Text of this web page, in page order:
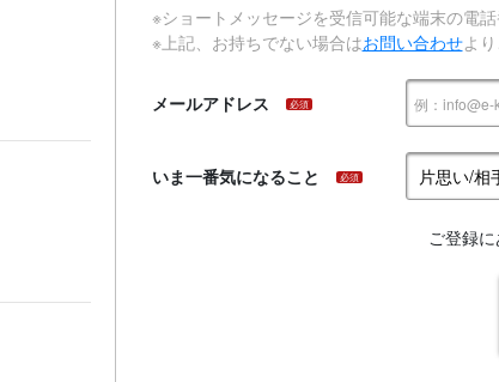
※ショートメッセージを受信可能な端末の電
※上記、お持ちでない場合はお問い合わせよ
メールアドレス 必須
いま一番気になること 必須
ご登録